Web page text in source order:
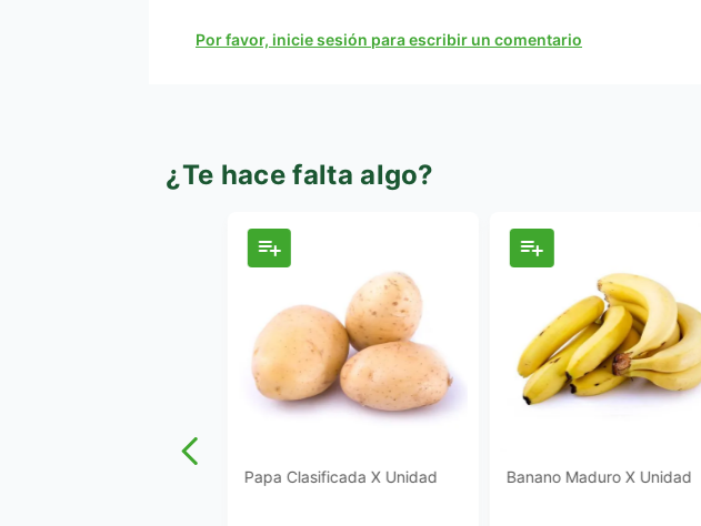
Por favor, inicie sesión para escribir un comentario
¿Te hace falta algo?
Papa Clasificada X Unidad Banano Maduro X Unidad